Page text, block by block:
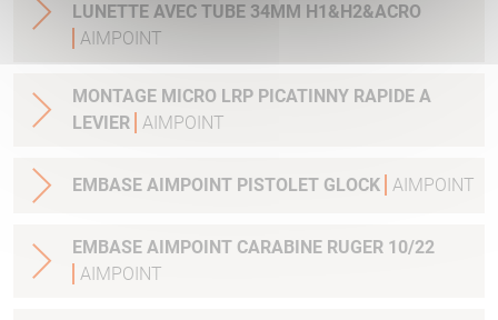
LUNETTE AVEC TUBE 34MM H1&H2&ACRO
AIMPOINT
MONTAGE MICRO LRP PICATINNY RAPIDE A
LEVIER AIMPOINT
EMBASE AIMPOINT PISTOLET GLOCK AIMPOINT
EMBASE AIMPOINT CARABINE RUGER 10/22
AIMPOINT